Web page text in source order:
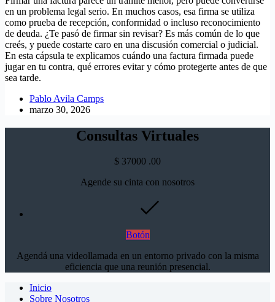
en un problema legal serio. En muchos casos, esa firma se utiliza
como prueba de recepción, conformidad o incluso reconocimiento
de deuda. ¿Te pasó de firmar sin revisar? Es más común de lo que
creés, y puede costarte caro en una discusión comercial o judicial.
En esta cápsula te explicamos cuándo una factura firmada puede
jugar en tu contra, qué errores evitar y cómo protegerte antes de que
sea tarde.
Pablo Avila Camps
marzo 30, 2026
Consultas Virtuales
$ 37000 .00
Agende su cinta con nosotros
Botón
Agendá una videollamada en un entorno privado con la misma
eficiencia que una reunión presencial.
Inicio
Sobre Nosotros